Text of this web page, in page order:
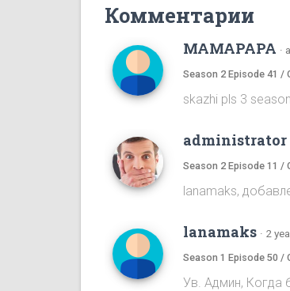
Комментарии
MAMAPAPA ·
Season 2 Episode 41 /
skazhi pls 3
administrator
Season 2 Episode 11 /
lanamaks,
lanamaks · 2
Season 1 Episode 50 /
Ув. Админ, Когда